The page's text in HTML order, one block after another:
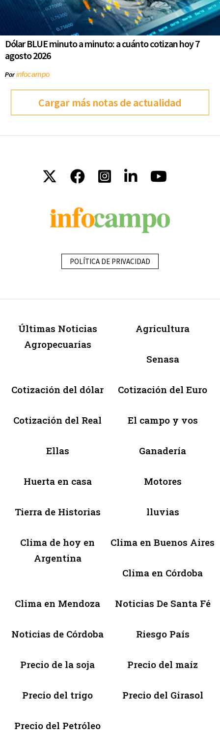
Dólar BLUE minuto a minuto: a cuánto cotizan hoy 7
agosto 2026
Porinfocampo
Cargar más notas de actualidad
POLÍTICA DE PRIVACIDAD
Últimas Noticias
Agropecuarias
Agricultura
Senasa
Cotización del dólar Cotización del Euro
Cotización del Real El campo y vos
Ellas Ganadería
Huerta en casa Motores
Tierra de Historias lluvias
Clima de hoy en
Argentina
Clima en Buenos Aires
Clima en Córdoba
Clima en Mendoza Noticias De Santa Fé
Noticias de Córdoba Riesgo País
Precio de la soja Precio del maíz
Precio del trigo Precio del Girasol
Precio del Petróleo